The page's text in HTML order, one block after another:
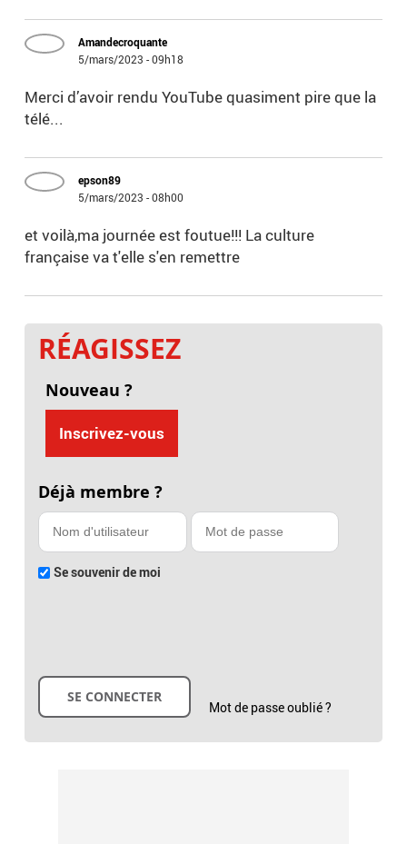
Amandecroquante
5/mars/2023 - 09h18
Merci d’avoir rendu YouTube quasiment pire que la
télé...
epson89
5/mars/2023 - 08h00
et voilà,ma journée est foutue!!! La culture
française va t'elle s'en remettre
RÉAGISSEZ
Nouveau ?
Inscrivez-vous
Déjà membre ?
Se souvenir de moi
Mot de passe oublié ?